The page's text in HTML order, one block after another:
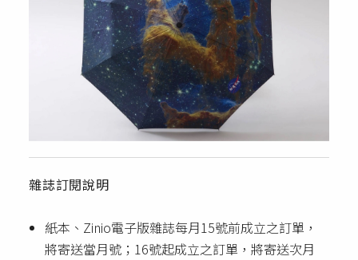
雜誌訂閱說明
紙本、Zinio電子版雜誌每月15號前成立之訂單，
將寄送當月號；16號起成立之訂單，將寄送次月